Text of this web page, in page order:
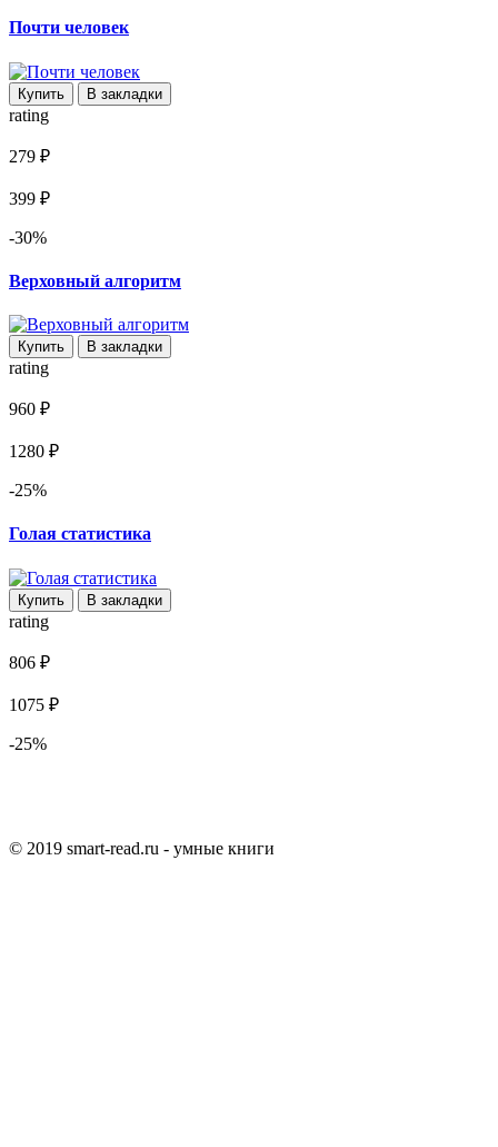
Почти человек
Купить В закладки
rating
279 ₽
399 ₽
-30%
Верховный алгоритм
Купить В закладки
rating
960 ₽
1280 ₽
-25%
Голая статистика
Купить В закладки
rating
806 ₽
1075 ₽
-25%
© 2019 smart-read.ru - умные книги